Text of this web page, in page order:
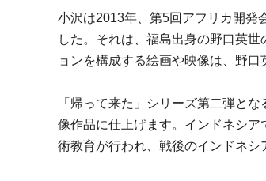
小沢は2013年、第5回アフリカ開発
した。それは、福島出身の野口英
ョンを構成する絵画や映像は、野
「帰って来た」シリーズ第二弾と
像作品に仕上げます。インドネシ
術教育が行われ、戦後のインドネシ